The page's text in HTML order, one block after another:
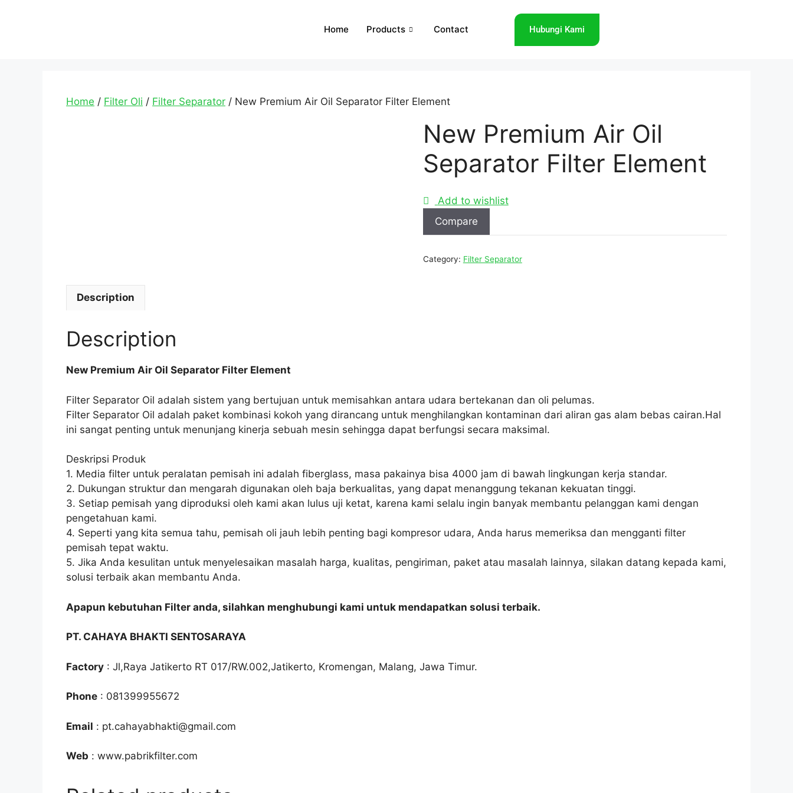
Home Products Contact Hubungi Kami
Home / Filter Oli / Filter Separator / New Premium Air Oil Separator Filter Element
New Premium Air Oil
Separator Filter Element
Add to wishlist
Compare
Category: Filter Separator
Description
Description
New Premium Air Oil Separator Filter Element
Filter Separator Oil adalah sistem yang bertujuan untuk memisahkan antara udara bertekanan dan oli pelumas.
Filter Separator Oil adalah paket kombinasi kokoh yang dirancang untuk menghilangkan kontaminan dari aliran gas alam bebas cairan.Hal
ini sangat penting untuk menunjang kinerja sebuah mesin sehingga dapat berfungsi secara maksimal.
Deskripsi Produk
1. Media filter untuk peralatan pemisah ini adalah fiberglass, masa pakainya bisa 4000 jam di bawah lingkungan kerja standar.
2. Dukungan struktur dan mengarah digunakan oleh baja berkualitas, yang dapat menanggung tekanan kekuatan tinggi.
3. Setiap pemisah yang diproduksi oleh kami akan lulus uji ketat, karena kami selalu ingin banyak membantu pelanggan kami dengan
pengetahuan kami.
4. Seperti yang kita semua tahu, pemisah oli jauh lebih penting bagi kompresor udara, Anda harus memeriksa dan mengganti filter
pemisah tepat waktu.
5. Jika Anda kesulitan untuk menyelesaikan masalah harga, kualitas, pengiriman, paket atau masalah lainnya, silakan datang kepada kami,
solusi terbaik akan membantu Anda.
Apapun kebutuhan Filter anda, silahkan menghubungi kami untuk mendapatkan solusi terbaik.
PT. CAHAYA BHAKTI SENTOSARAYA
Factory : Jl,Raya Jatikerto RT 017/RW.002,Jatikerto, Kromengan, Malang, Jawa Timur.
Phone : 081399955672
Email : pt.cahayabhakti@gmail.com
Web : www.pabrikfilter.com